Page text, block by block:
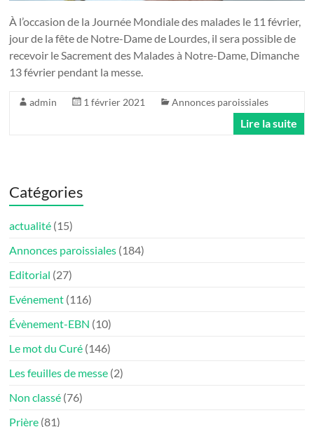
À l’occasion de la Journée Mondiale des malades le 11 février,
jour de la fête de Notre-Dame de Lourdes, il sera possible de
recevoir le Sacrement des Malades à Notre-Dame, Dimanche
13 février pendant la messe.
admin 1 février 2021 Annonces paroissiales
Lire la suite
Catégories
actualité (15)
Annonces paroissiales (184)
Editorial (27)
Evénement (116)
Évènement-EBN (10)
Le mot du Curé (146)
Les feuilles de messe (2)
Non classé (76)
Prière (81)